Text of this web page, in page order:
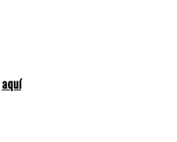
aquí